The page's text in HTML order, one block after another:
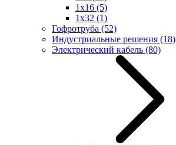
1x16 (5)
1x32 (1)
Гофротруба (52)
Индустриальные решения (18)
Электрический кабель (80)